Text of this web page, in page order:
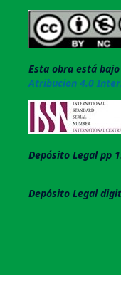
Esta obra está
Atribucion 4.0
Depósito Legal pp
Depósito Legal